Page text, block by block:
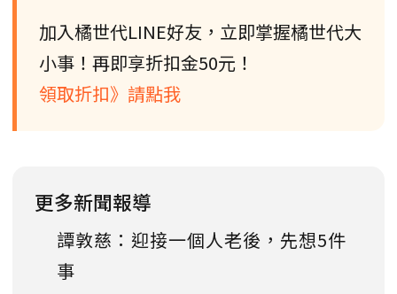
加入橘世代LINE好友，立即掌握橘世代大
小事！再即享折扣金50元！
領取折扣》請點我
更多新聞報導
譚敦慈：迎接一個人老後，先想5件
事